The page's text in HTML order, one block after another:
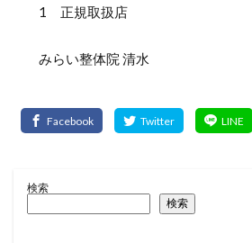
1 正規取扱店
みらい整体院 清水
検索
検索